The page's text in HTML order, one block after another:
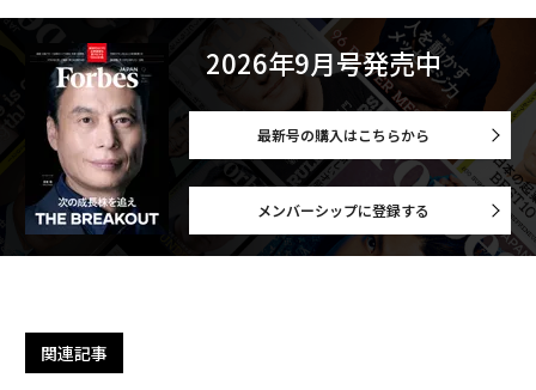
2026年9月号発売中
最新号の購入はこちらから
メンバーシップに登録する
関連記事